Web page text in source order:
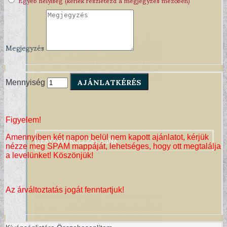
TERVEZŐI KOLLEKCIÓINK
Megjegyzés
Mennyiség AJÁNLATKÉRÉS
Figyelem!
Amennyiben két napon belül nem kapott ajánlatot, kérjük
nézze meg SPAM mappáját, lehetséges, hogy ott megtalálja
a levelünket! Köszönjük!
Az árváltoztatás jogát fenntartjuk!